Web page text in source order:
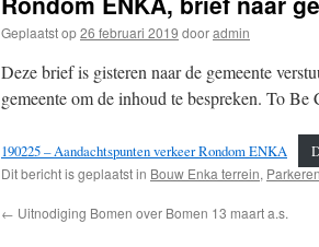
Geplaatst op26 februari 2019 dooradmin
Deze brief is gisteren naar de gemeente
gemeente om de inhoud te bespreken. To Be
190225 – Aandachtspunten verkeer Rondom ENKA
Dit bericht is geplaatst in Bouw Enka terrein,
← Uitnodiging Bomen over Bomen 13 maart a.s.